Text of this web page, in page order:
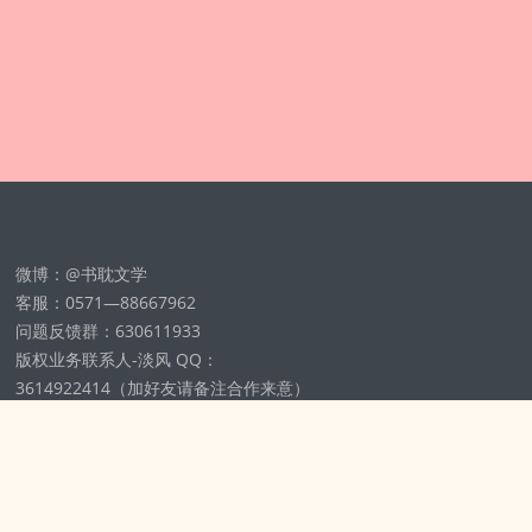
微博：@书耽文学
客服：0571—88667962
问题反馈群：630611933
版权业务联系人-淡风 QQ：
3614922414（加好友请备注合作来意）